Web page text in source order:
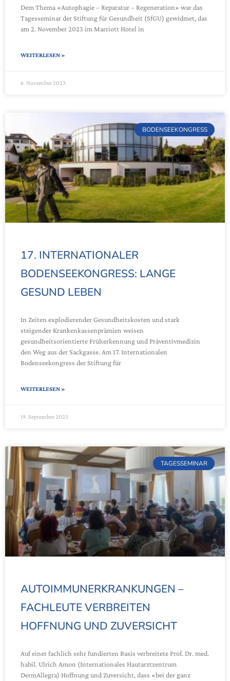
Dem Thema «Autophagie – Reparatur – Regeneration» war das
Tagesseminar der Stiftung für Gesundheit (SfGU) gewidmet, das
am 2. November 2023 im Marriott Hotel in
WEITERLESEN »
6. November 2023
BODENSEEKONGRESS
17. INTERNATIONALER
BODENSEEKONGRESS: LANGE
GESUND LEBEN
In Zeiten explodierender Gesundheitskosten und stark
steigender Krankenkassenprämien weisen
gesundheitsorientierte Früherkennung und Präventivmedizin
den Weg aus der Sackgasse. Am 17. Internationalen
Bodenseekongress der Stiftung für
WEITERLESEN »
19. September 2023
TAGESSEMINAR
AUTOIMMUNERKRANKUNGEN –
FACHLEUTE VERBREITEN
HOFFNUNG UND ZUVERSICHT
Auf einer fachlich sehr fundierten Basis verbreitete Prof. Dr. med.
habil. Ulrich Amon (Internationales Hautarztzentrum
DermAllegra) Hoffnung und Zuversicht, dass «bei der ganz